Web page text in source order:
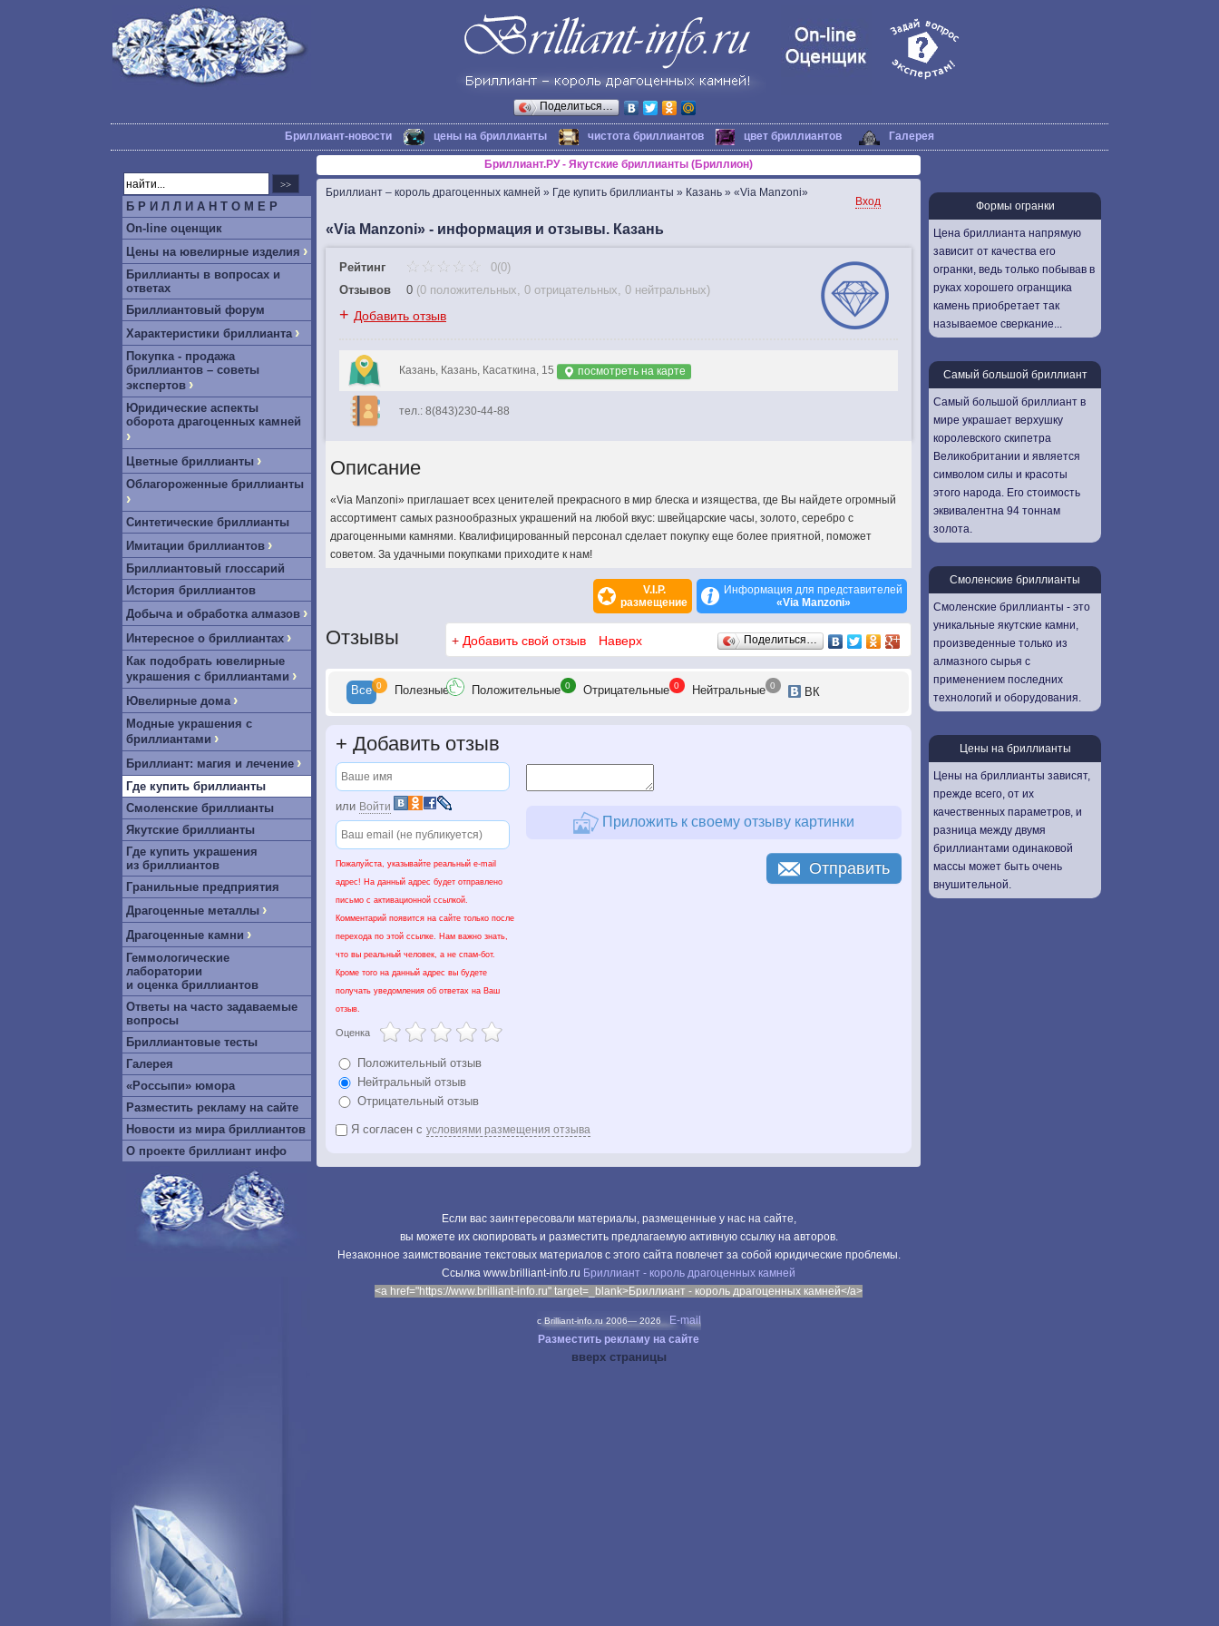
Поделиться…
Бриллиант-новости цены на бриллианты чистота бриллиантов цвет бриллиантов Галерея
Б Р И Л Л И А Н Т О М Е Р
On-line оценщик
Цены на ювелирные изделия ›
Бриллианты в вопросах и
ответах
Бриллиантовый форум
Характеристики бриллианта ›
Покупка - продажа
бриллиантов – советы
экспертов ›
Юридические аспекты
оборота драгоценных камней
›
Цветные бриллианты ›
Облагороженные бриллианты
›
Синтетические бриллианты
Имитации бриллиантов ›
Бриллиантовый глоссарий
История бриллиантов
Добыча и обработка алмазов ›
Интересное о бриллиантах ›
Как подобрать ювелирные
украшения с бриллиантами ›
Ювелирные дома ›
Модные украшения с
бриллиантами ›
Бриллиант: магия и лечение ›
Где купить бриллианты
Смоленские бриллианты
Якутские бриллианты
Где купить украшения
из бриллиантов
Гранильные предприятия
Драгоценные металлы ›
Драгоценные камни ›
Геммологические
лаборатории
и оценка бриллиантов
Ответы на часто задаваемые
вопросы
Бриллиантовые тесты
Галерея
«Россыпи» юмора
Разместить рекламу на сайте
Новости из мира бриллиантов
О проекте бриллиант инфо
Бриллиант.РУ - Якутские бриллианты (Бриллион)
Бриллиант – король драгоценных камней » Где купить бриллианты » Казань » «Via Manzoni»
Вход
«Via Manzoni» - информация и отзывы. Казань
Рейтинг
0(0)
Отзывов
0 (0 положительных, 0 отрицательных, 0 нейтральных)
+ Добавить отзыв
Казань, Казань, Касаткина, 15 посмотреть на карте
тел.: 8(843)230-44-88
Описание
«Via Manzoni» приглашает всех ценителей прекрасного в мир блеска и изящества, где Вы найдете огромный
ассортимент самых разнообразных украшений на любой вкус: швейцарские часы, золото, серебро с
драгоценными камнями. Квалифицированный персонал сделает покупку еще более приятной, поможет
советом. За удачными покупками приходите к нам!
V.I.P.
размещение
Информация для представителей
«Via Manzoni»
Отзывы + Добавить свой отзыв Наверх Поделиться…
Все 0 Полезные Положительные 0 Отрицательные 0 Нейтральные 0 ВК
+ Добавить отзыв
или Войти
Пожалуйста, указывайте реальный e-mail
адрес! На данный адрес будет отправлено
письмо с активационной ссылкой.
Комментарий появится на сайте только после
перехода по этой ссылке. Нам важно знать,
что вы реальный человек, а не спам-бот.
Кроме того на данный адрес вы будете
получать уведомления об ответах на Ваш
отзыв.
Оценка
Положительный отзыв
Нейтральный отзыв
Отрицательный отзыв
Приложить к своему отзыву картинки
Я согласен с условиями размещения отзыва
Отправить
Если вас заинтересовали материалы, размещенные у нас на сайте,
вы можете их скопировать и разместить предлагаемую активную ссылку на авторов.
Незаконное заимствование текстовых материалов с этого сайта повлечет за собой юридические проблемы.
Cсылка www.brilliant-info.ru Бриллиант - король драгоценных камней
<a href="https://www.brilliant-info.ru" target=_blank>Бриллиант - король драгоценных камней</a>
c Brilliant-info.ru 2006— 2026
E-mail
Разместить рекламу на сайте
вверх страницы
Формы огранки
Цена бриллианта напрямую
зависит от качества его
огранки, ведь только побывав в
руках хорошего огранщика
камень приобретает так
называемое сверкание...
Самый большой бриллиант
Самый большой бриллиант в
мире украшает верхушку
королевского скипетра
Великобритании и является
символом силы и красоты
этого народа. Его стоимость
эквивалентна 94 тоннам
золота.
Смоленские бриллианты
Смоленские бриллианты - это
уникальные якутские камни,
произведенные только из
алмазного сырья с
применением последних
технологий и оборудования.
Цены на бриллианты
Цены на бриллианты зависят,
прежде всего, от их
качественных параметров, и
разница между двумя
бриллиантами одинаковой
массы может быть очень
внушительной.